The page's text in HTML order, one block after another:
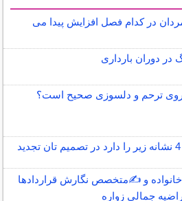
در کدام فصل افزایش پیدا می
در دوران بارداری
روی ترحم و دلسوزی صحیح است؟
اگر نامزدتان 4 نشانه زیر را دارد در تصمیم تان تجدید
خانواده و ✍️متخصص نگارش قراردادها
جمالی زواره